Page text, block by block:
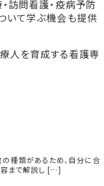
訪問看護・疫病予防
いて学ぶ機会も提供
人を育成する看護専
種類があるため、自分に合
容まで解説し […]